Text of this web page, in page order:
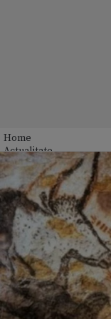
Home
Actualitate